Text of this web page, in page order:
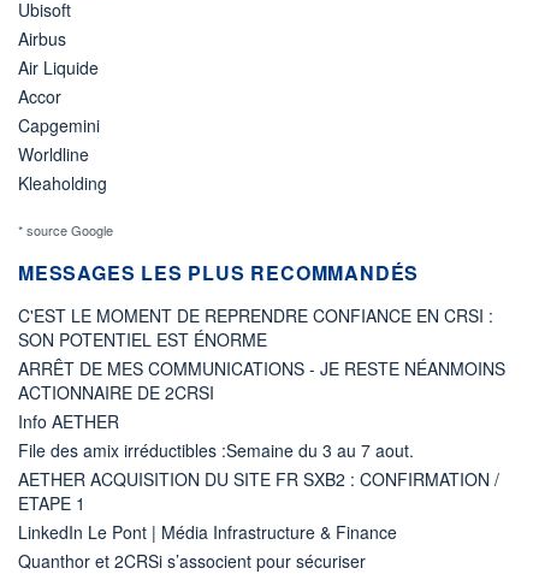
Ubisoft
Airbus
Air Liquide
Accor
Capgemini
Worldline
Kleaholding
* source Google
MESSAGES LES PLUS RECOMMANDÉS
C'EST LE MOMENT DE REPRENDRE CONFIANCE EN CRSI :
SON POTENTIEL EST ÉNORME
ARRÊT DE MES COMMUNICATIONS - JE RESTE NÉANMOINS
ACTIONNAIRE DE 2CRSI
Info AETHER
File des amix irréductibles :Semaine du 3 au 7 aout.
AETHER ACQUISITION DU SITE FR SXB2 : CONFIRMATION /
ETAPE 1
LinkedIn Le Pont | Média Infrastructure & Finance
Quanthor et 2CRSi s’associent pour sécuriser